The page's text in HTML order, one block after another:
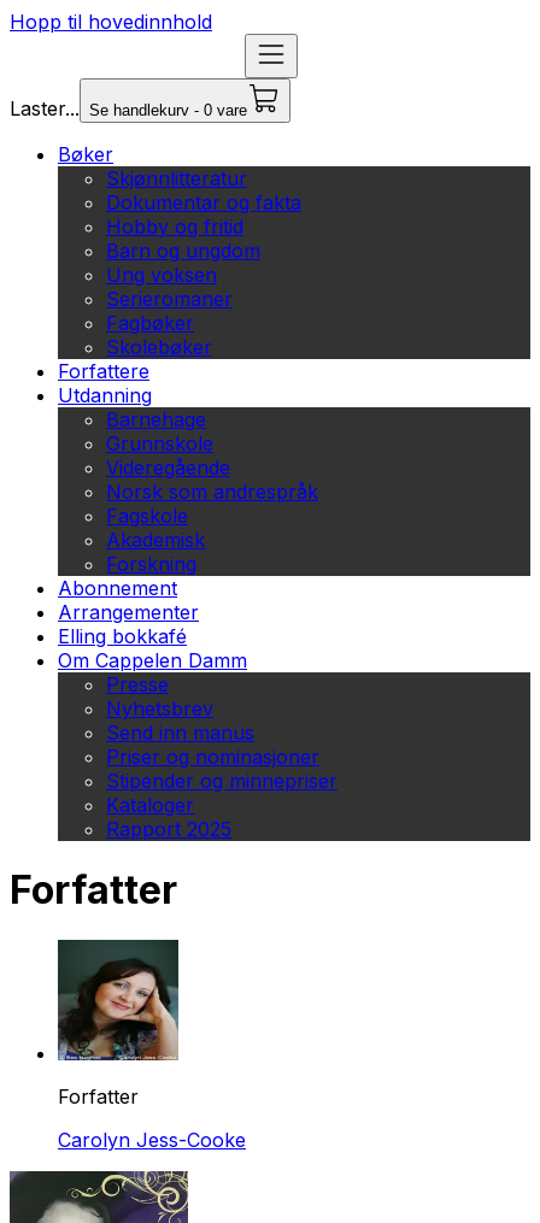
Hopp til hovedinnhold
Laster... Se handlekurv - 0 vare
Bøker
Skjønnlitteratur
Dokumentar og fakta
Hobby og fritid
Barn og ungdom
Ung voksen
Serieromaner
Fagbøker
Skolebøker
Forfattere
Utdanning
Barnehage
Grunnskole
Videregående
Norsk som andrespråk
Fagskole
Akademisk
Forskning
Abonnement
Arrangementer
Elling bokkafé
Om Cappelen Damm
Presse
Nyhetsbrev
Send inn manus
Priser og nominasjoner
Stipender og minnepriser
Kataloger
Rapport 2025
Forfatter
Forfatter
Carolyn Jess-Cooke